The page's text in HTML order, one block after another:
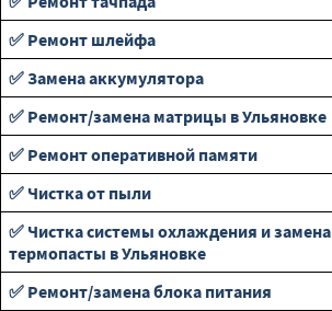
✅ Ремонт шлейфа
✅ Замена аккумулятора
✅ Ремонт/замена матрицы в Ульяновке
✅ Ремонт оперативной памяти
✅ Чистка от пыли
✅ Чистка системы охлаждения и замена
термопасты в Ульяновке
✅ Ремонт/замена блока питания